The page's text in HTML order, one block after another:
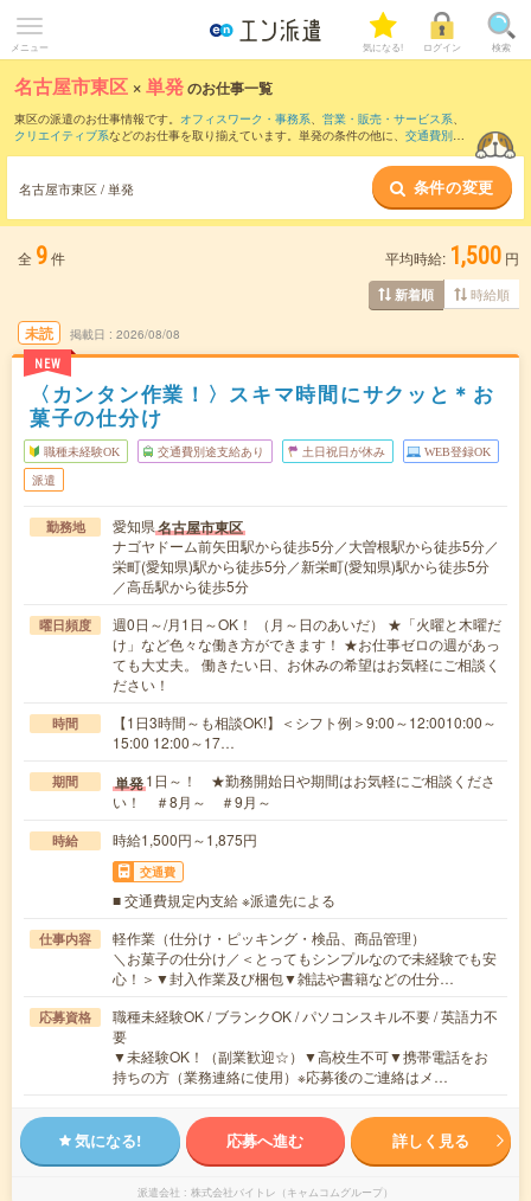
メニュー 気になる! ログイン 検索
名古屋市東区 ×単発のお仕事一覧
東区の派遣のお仕事情報です。 オフィスワーク・事務系、 営業・販売・サービス系、
クリエイティブ系などのお仕事を取り揃えています。単発の条件の他に、 交通費別途
名古屋市東区 / 単発 条件の変更
全 9件 平均時給: 1,500 円
新着順 時給順
未読
NEW
掲載日 2026/08/08
〈カンタン作業！〉スキマ時間にサクッと＊お
菓子の仕分け
職種未経験OK 交通費別途支給あり 土日祝日が休み WEB登録OK
派遣
勤務地 愛知県名古屋市東区
ナゴヤドーム前矢田駅から徒歩5分／大曽根駅から徒歩5分／
栄町(愛知県)駅から徒歩5分／新栄町(愛知県)駅から徒歩5分
／高岳駅から徒歩5分
曜日頻度
週0日～/月1日～OK！ （月～日のあいだ） ★「火曜と木曜だ
け」など色々な働き方ができます！ ★お仕事ゼロの週があっ
ても大丈夫。 働きたい日、お休みの希望はお気軽にご相談く
ださい！
時間
【1日3時間～も相談OK!】＜シフト例＞9:00～12:0010:00～
15:00 12:00～17…
期間 単発1日～！ ★勤務開始日や期間はお気軽にご相談くださ
い！ ＃8月～ ＃9月～
時給 時給1,500円～1,875円
交通費
■ 交通費規定内支給 ※派遣先による
仕事内容
軽作業（仕分け・ピッキング・検品、商品管理）
＼お菓子の仕分け／＜とってもシンプルなので未経験でも安
心！＞▼封入作業及び梱包▼雑誌や書籍などの仕分…
応募資格
職種未経験OK / ブランクOK / パソコンスキル不要 / 英語力不
要
▼未経験OK！（副業歓迎☆）▼高校生不可▼携帯電話をお
持ちの方（業務連絡に使用）※応募後のご連絡はメ…
気になる! 応募へ進む 詳しく見る
派遣会社 株式会社バイトレ（キャムコムグループ）